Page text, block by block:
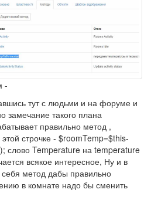
-
тут с людьми и на форуме и
замечание такого плана
правильно метод ,
строчке - $roomTemp=$this-
слово Temperature на temperature
всякое интересное, Ну и в
метод дабы правильно
в комнате надо бы сменить